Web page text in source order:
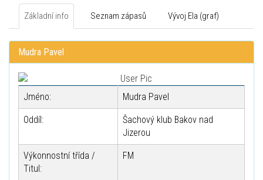
Základní info Seznam zápasů Vývoj Ela (graf)
Mudra Pavel
Jméno: Mudra Pavel
Oddíl:
Šachový klub Bakov nad
Jizerou
Výkonnostní třída /
Titul:
FM